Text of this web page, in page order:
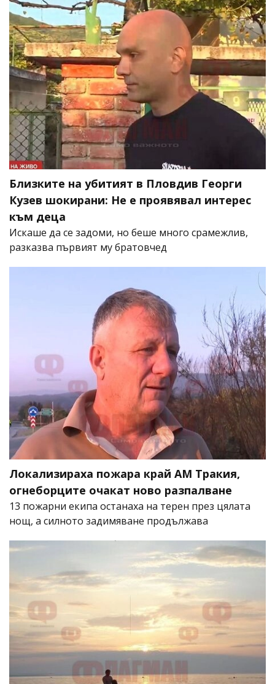
Близките на убитият в Пловдив Георги
Кузев шокирани: Не е проявявал интерес
към деца
Искаше да се задоми, но беше много срамежлив,
разказва първият му братовчед
Локализираха пожара край АМ Тракия,
огнеборците очакат ново разпалване
13 пожарни екипа останаха на терен през цялата
нощ, а силното задимяване продължава